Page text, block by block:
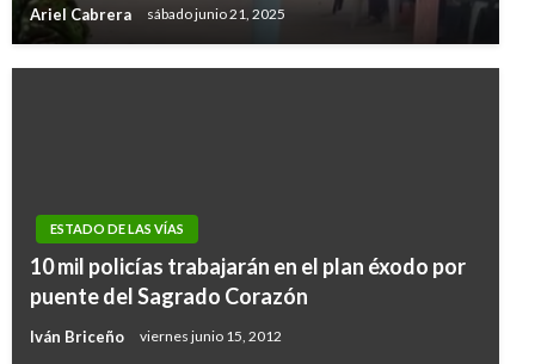
Ariel Cabrera sábado junio 21, 2025
ESTADO DE LAS VÍAS
10 mil policías trabajarán en el plan éxodo por
puente del Sagrado Corazón
Iván Briceño viernes junio 15, 2012